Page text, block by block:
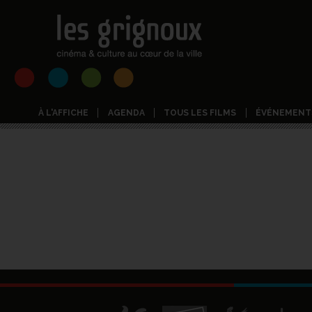
À L'AFFICHE AGENDA TOUS LES FILMS